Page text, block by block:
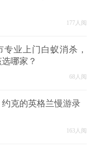
177人阅
专业上门白蚁消杀，
哪家？
68人阅
克的英格兰慢游录
163人阅